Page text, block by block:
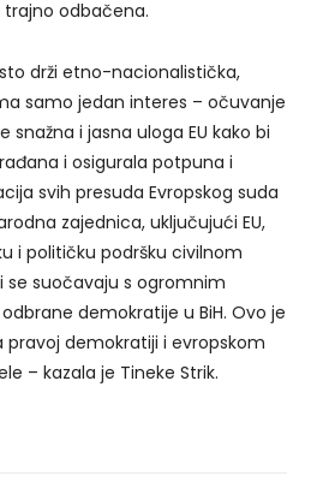
odbačena.
drži etno-nacionalistička,
samo jedan interes – očuvanje
i jasna uloga EU kako bi
i osigurala potpuna i
svih presuda Evropskog suda
zajednica, uključujući EU,
i političku podršku civilnom
se suočavaju s ogromnim
demokratije u BiH. Ovo je
pravoj demokratiji i evropskom
– kazala je Tineke Strik.